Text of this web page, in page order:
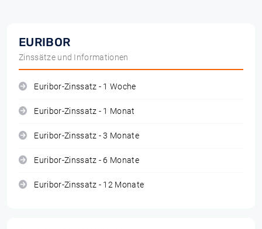
EURIBOR
Zinssätze und Informationen
Euribor-Zinssatz - 1 Woche
Euribor-Zinssatz - 1 Monat
Euribor-Zinssatz - 3 Monate
Euribor-Zinssatz - 6 Monate
Euribor-Zinssatz - 12 Monate